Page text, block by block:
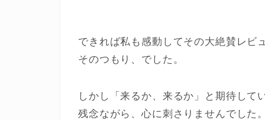
できれば私も感動してその大絶賛レビ
そのつもり、でした。
しかし「来るか、来るか」と期待して
残念ながら、心に刺さりませんでした。